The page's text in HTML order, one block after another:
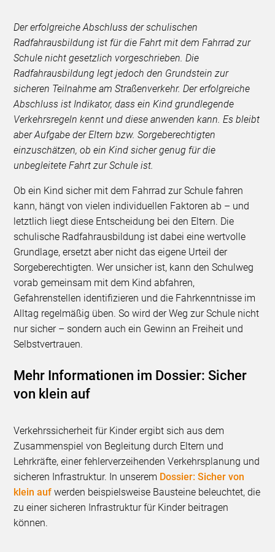
Der erfolgreiche Abschluss der schulischen
Radfahrausbildung ist für die Fahrt mit dem Fahrrad zur
Schule nicht gesetzlich vorgeschrieben. Die
Radfahrausbildung legt jedoch den Grundstein zur
sicheren Teilnahme am Straßenverkehr. Der erfolgreiche
Abschluss ist Indikator, dass ein Kind grundlegende
Verkehrsregeln kennt und diese anwenden kann. Es bleibt
aber Aufgabe der Eltern bzw. Sorgeberechtigten
einzuschätzen, ob ein Kind sicher genug für die
unbegleitete Fahrt zur Schule ist.
Ob ein Kind sicher mit dem Fahrrad zur Schule fahren
kann, hängt von vielen individuellen Faktoren ab – und
letztlich liegt diese Entscheidung bei den Eltern. Die
schulische Radfahrausbildung ist dabei eine wertvolle
Grundlage, ersetzt aber nicht das eigene Urteil der
Sorgeberechtigten. Wer unsicher ist, kann den Schulweg
vorab gemeinsam mit dem Kind abfahren,
Gefahrenstellen identifizieren und die Fahrkenntnisse im
Alltag regelmäßig üben. So wird der Weg zur Schule nicht
nur sicher – sondern auch ein Gewinn an Freiheit und
Selbstvertrauen.
Mehr Informationen im Dossier: Sicher
von klein auf
Verkehrssicherheit für Kinder ergibt sich aus dem
Zusammenspiel von Begleitung durch Eltern und
Lehrkräfte, einer fehlerverzeihenden Verkehrsplanung und
sicheren Infrastruktur. In unserem Dossier: Sicher von
klein auf werden beispielsweise Bausteine beleuchtet, die
zu einer sicheren Infrastruktur für Kinder beitragen
können.